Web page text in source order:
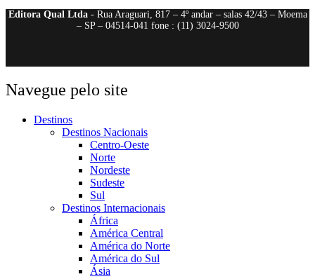
Editora Qual Ltda- Rua Araguari, 817 – 4º andar – salas 42/43 – Moema
– SP – 04514-041 fone : (11) 3024-9500
Navegue pelo site
Destinos
Destinos Nacionais
Centro-Oeste
Norte
Nordeste
Sudeste
Sul
Destinos Internacionais
África
América Central
América do Norte
América do Sul
Ásia